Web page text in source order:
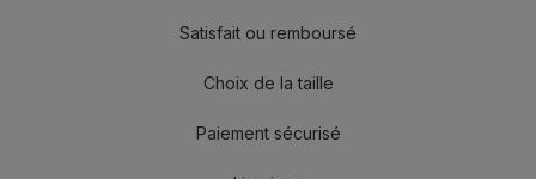
Satisfait ou remboursé
Choix de la taille
Paiement sécurisé